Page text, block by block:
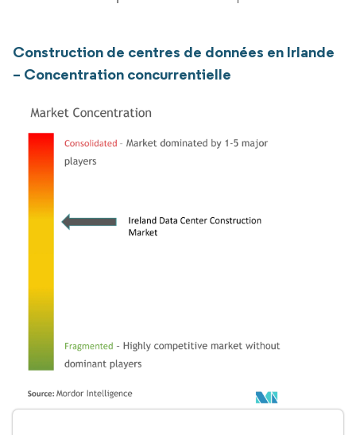
Construction de centres de données en Irlande
– Concentration concurrentielle